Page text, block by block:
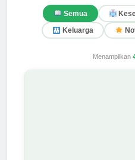
Semua
Keluarga
Menampilkan